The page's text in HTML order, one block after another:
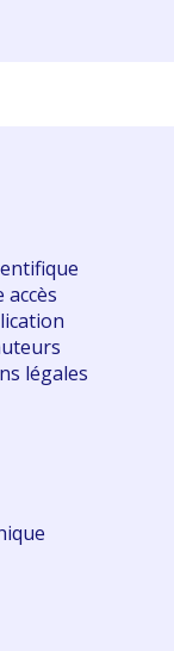
légales